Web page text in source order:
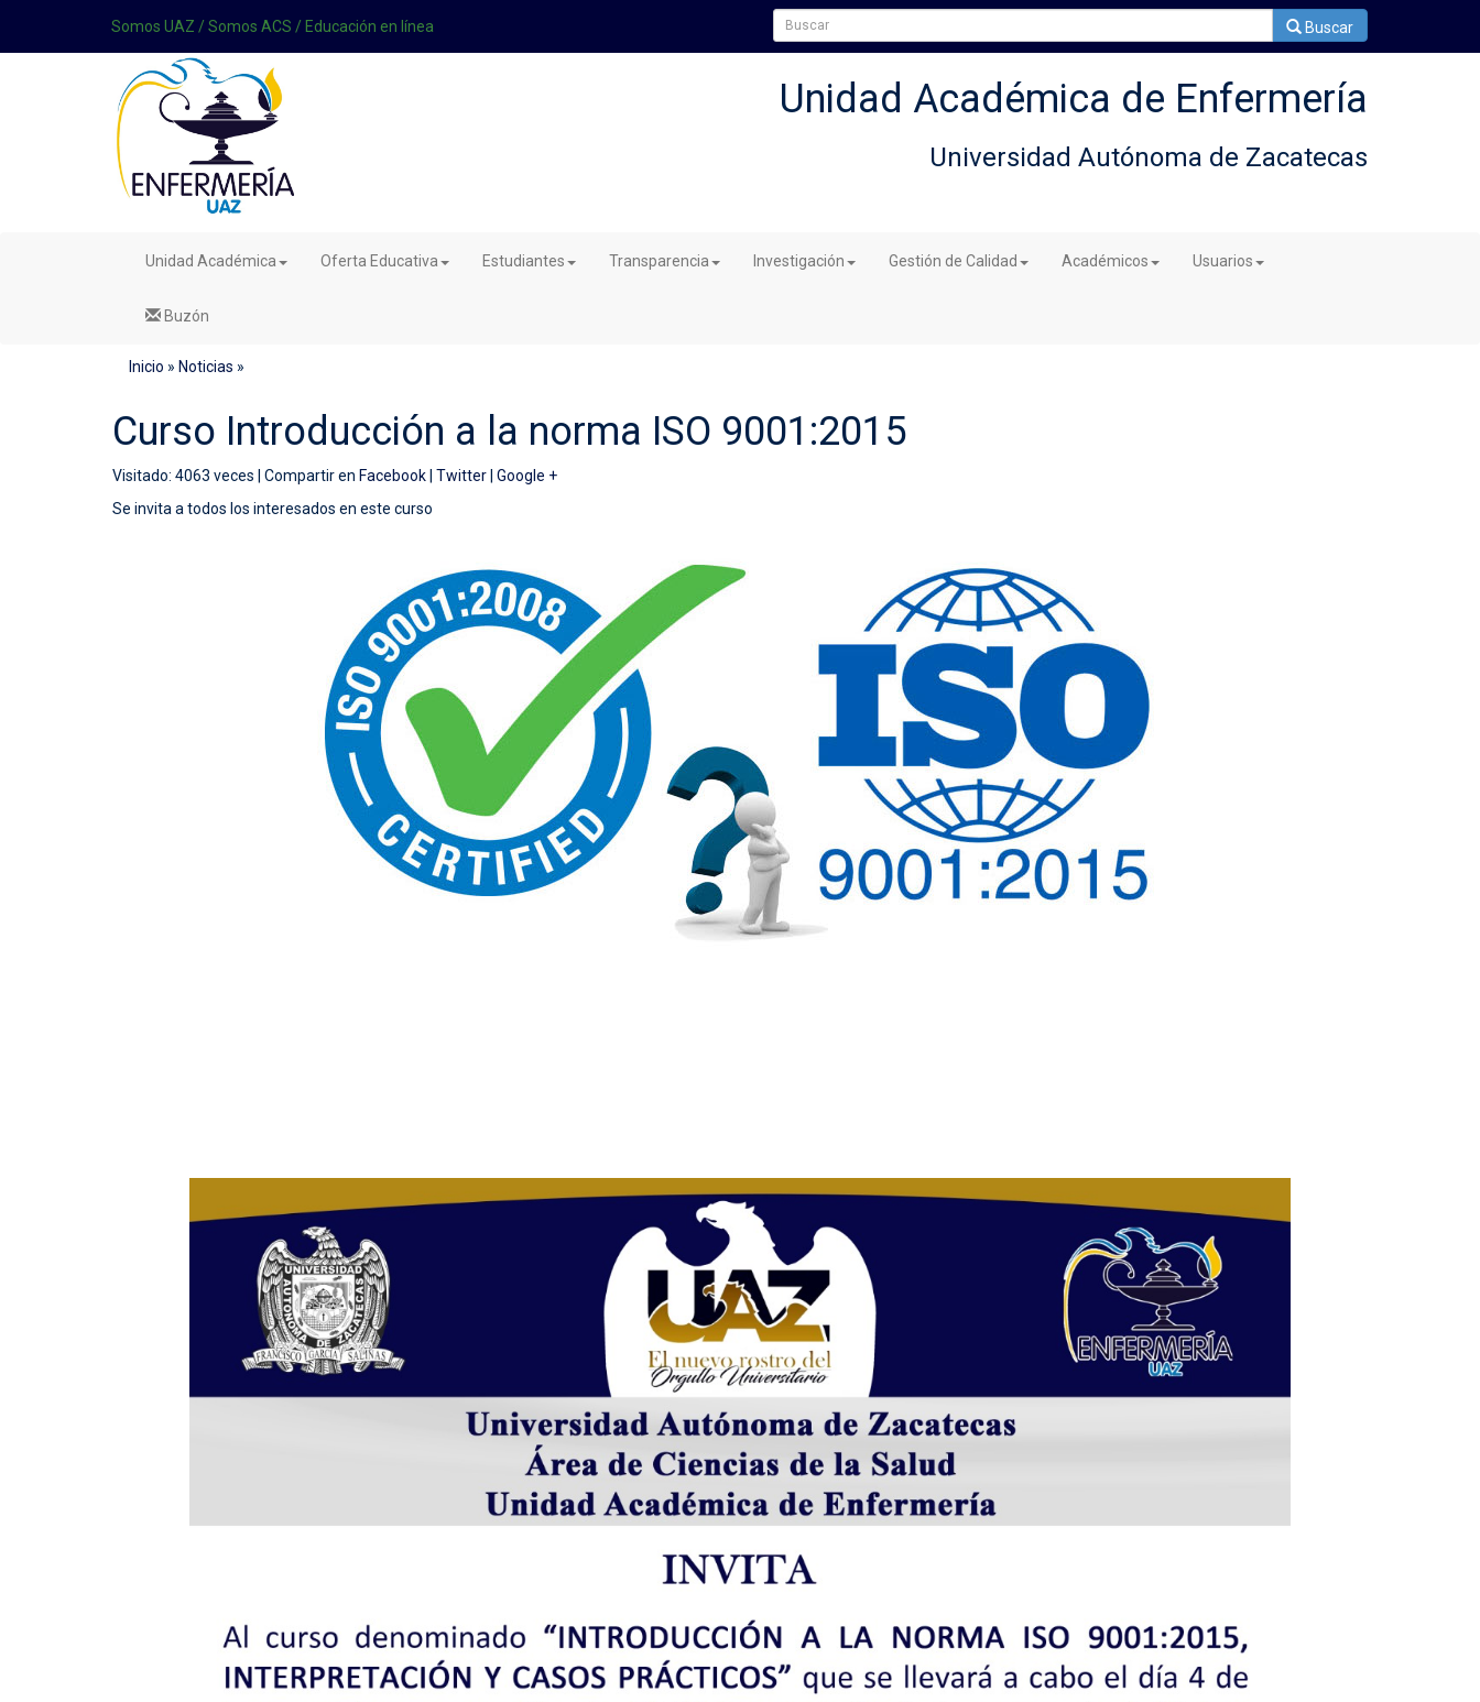
Somos UAZ / Somos ACS / Educación en línea Buscar
Unidad Académica de Enfermería
Universidad Autónoma de Zacatecas
Unidad Académica Oferta Educativa Estudiantes Transparencia Investigación Gestión de Calidad Académicos Usuarios
Buzón
Inicio » Noticias »
Curso Introducción a la norma ISO 9001:2015
Visitado: 4063 veces | Compartir en Facebook Twitter Google +
Se invita a todos los interesados en este curso